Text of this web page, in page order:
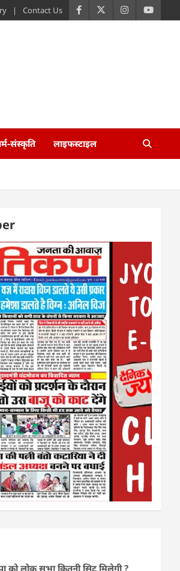
Contact Us
संस्कृति लाइफस्टाइल
को लोक सभा कितनी सिट मिलेगी ?